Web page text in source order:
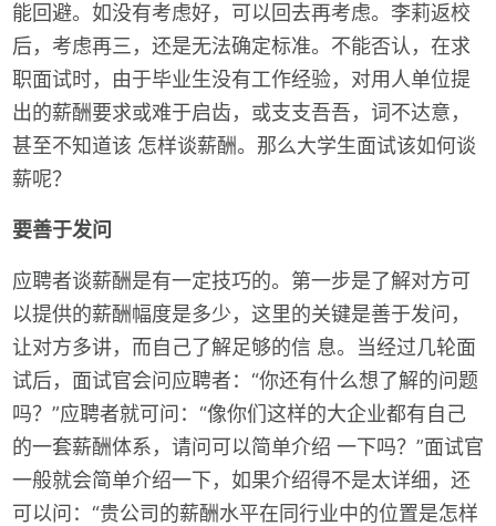
能回避。如没有考虑好，可以回去再考虑。李莉返校
后，考虑再三，还是无法确定标准。不能否认，在求
职面试时，由于毕业生没有工作经验，对用人单位提
出的薪酬要求或难于启齿，或支支吾吾，词不达意，
甚至不知道该 怎样谈薪酬。那么大学生面试该如何谈
薪呢？
要善于发问
应聘者谈薪酬是有一定技巧的。第一步是了解对方可
以提供的薪酬幅度是多少，这里的关键是善于发问，
让对方多讲，而自己了解足够的信 息。当经过几轮面
试后，面试官会问应聘者：“你还有什么想了解的问题
吗？”应聘者就可问：“像你们这样的大企业都有自己
的一套薪酬体系，请问可以简单介绍 一下吗？”面试官
一般就会简单介绍一下，如果介绍得不是太详细，还
可以问：“贵公司的薪酬水平在同行业中的位置是怎样